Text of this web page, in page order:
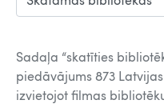
Sadaļa “skatīties
piedāvājums 873
izvietojot filmas